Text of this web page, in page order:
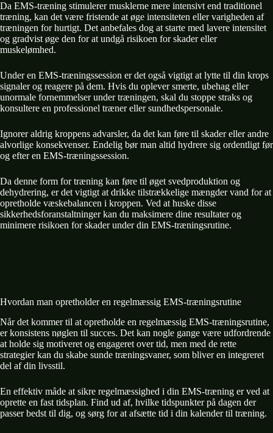
Da EMS-træning stimulerer musklerne mere intensivt end traditionel
træning, kan det være fristende at øge intensiteten eller varigheden af
træningen for hurtigt. Det anbefales dog at starte med lavere intensitet
og gradvist øge den for at undgå risikoen for skader eller
muskelømhed.
Under en EMS-træningssession er det også vigtigt at lytte til din krops
signaler og reagere på dem. Hvis du oplever smerte, ubehag eller
unormale fornemmelser under træningen, skal du stoppe straks og
konsultere en professionel træner eller sundhedspersonale.
Ignorer aldrig kroppens advarsler, da det kan føre til skader eller andre
alvorlige konsekvenser. Endelig bør man altid hydrere sig ordentligt før
og efter en EMS-træningssession.
Da denne form for træning kan føre til øget svedproduktion og
dehydrering, er det vigtigt at drikke tilstrækkelige mængder vand for at
opretholde væskebalancen i kroppen. Ved at huske disse
sikkerhedsforanstaltninger kan du maksimere dine resultater og
minimere risikoen for skader under din EMS-træningsrutine.
Hvordan man opretholder en regelmæssig EMS-træningsrutine
Når det kommer til at opretholde en regelmæssig EMS-træningsrutine,
er konsistens nøglen til succes. Det kan nogle gange være udfordrende
at holde sig motiveret og engageret over tid, men med de rette
strategier kan du skabe sunde træningsvaner, som bliver en integreret
del af din livsstil.
En effektiv måde at sikre regelmæssighed i din EMS-træning er ved at
oprette en fast tidsplan. Find ud af, hvilke tidspunkter på dagen der
passer bedst til dig, og sørg for at afsætte tid i din kalender til træning.